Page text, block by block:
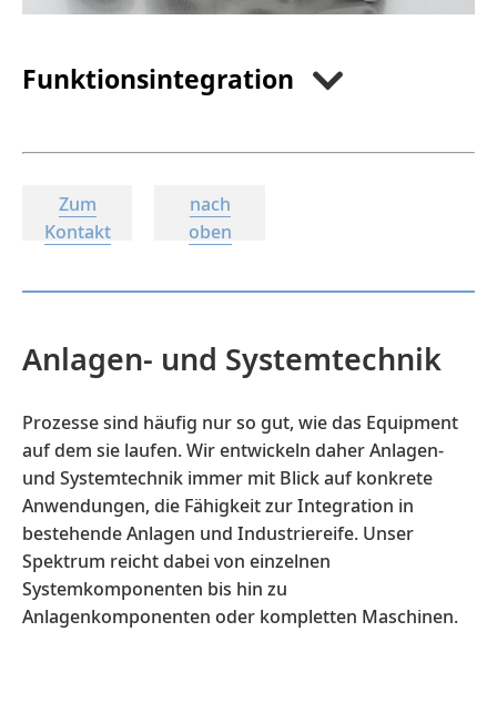
Funktionsintegration
Zum
Kontakt
nach
oben
Anlagen- und Systemtechnik
Prozesse sind häufig nur so gut, wie das Equipment
auf dem sie laufen. Wir entwickeln daher Anlagen-
und Systemtechnik immer mit Blick auf konkrete
Anwendungen, die Fähigkeit zur Integration in
bestehende Anlagen und Industriereife. Unser
Spektrum reicht dabei von einzelnen
Systemkomponenten bis hin zu
Anlagenkomponenten oder kompletten Maschinen.